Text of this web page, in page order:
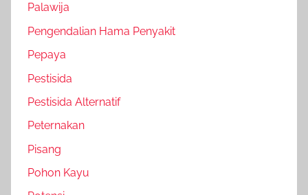
Palawija
Pengendalian Hama Penyakit
Pepaya
Pestisida
Pestisida Alternatif
Peternakan
Pisang
Pohon Kayu